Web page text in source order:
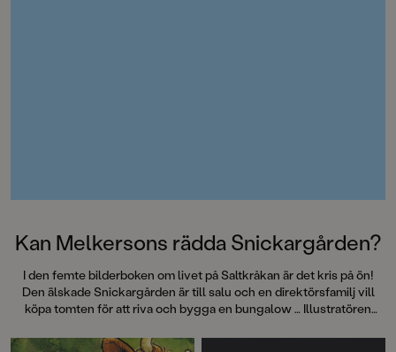
Kan Melkersons rädda Snickargården?
I den femte bilderboken om livet på Saltkråkan är det kris på ön!
Den älskade Snickargården är till salu och en direktörsfamilj vill
köpa tomten för att riva och bygga en bungalow … Illustratören
Astrid Lindgrens berättelse.